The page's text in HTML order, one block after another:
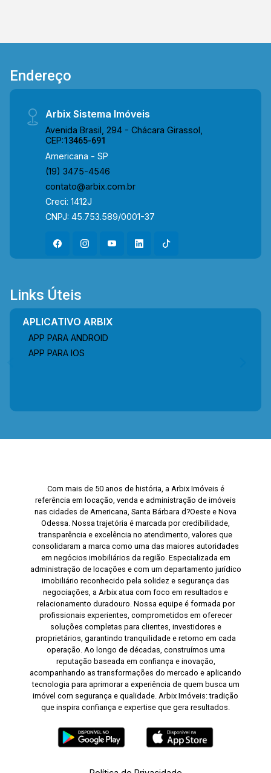
Endereço
Arbix Sistema Imóveis
Avenida Brasil, 294 - Chácara Girassol,
CEP:13465-691
Americana - SP
(19) 3475-4546
contato@arbix.com.br
Creci: 1412J
CNPJ: 45.753.589/0001-37
Links Úteis
APLICATIVO ARBIX
APP PARA ANDROID
APP PARA IOS
Com mais de 50 anos de história, a Arbix Imóveis é
referência em locação, venda e administração de imóveis
nas cidades de Americana, Santa Bárbara d?Oeste e Nova
Odessa. Nossa trajetória é marcada por credibilidade,
transparência e excelência no atendimento, valores que
consolidaram a marca como uma das maiores autoridades
em negócios imobiliários da região. Especializada em
administração de locações e com um departamento jurídico
imobiliário reconhecido pela solidez e segurança das
negociações, a Arbix atua com foco em resultados e
relacionamento duradouro. Nossa equipe é formada por
profissionais experientes, comprometidos em oferecer
soluções completas para clientes, investidores e
proprietários, garantindo tranquilidade e retorno em cada
operação. Ao longo de décadas, construímos uma
reputação baseada em confiança e inovação,
acompanhando as transformações do mercado e aplicando
tecnologia para aprimorar a experiência de quem busca um
imóvel com segurança e qualidade. Arbix Imóveis: tradição
que inspira confiança e expertise que gera resultados.